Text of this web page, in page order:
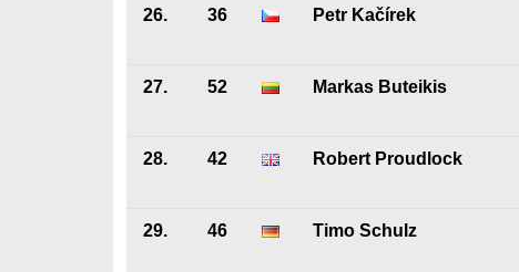
26. 36 Petr Kačírek
27. 52 Markas Buteikis
28. 42 Robert Proudlock
29. 46 Timo Schulz